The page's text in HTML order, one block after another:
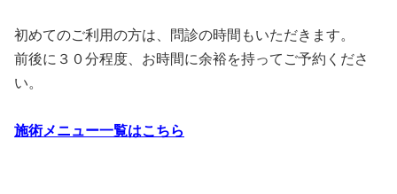
初めてのご利用の方は、問診の時間もいただきます。
前後に３０分程度、お時間に余裕を持ってご予約くださ
い。
施術メニュー一覧はこちら